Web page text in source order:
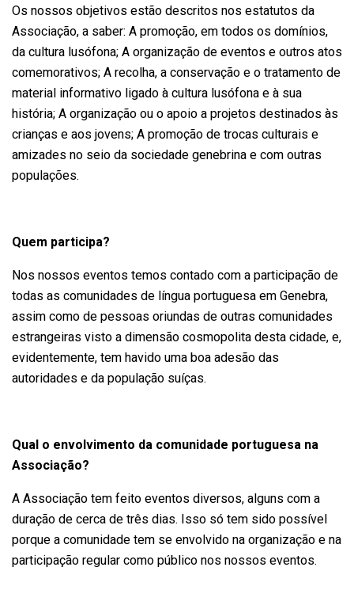
Os nossos objetivos estão descritos nos estatutos da
Associação, a saber: A promoção, em todos os domínios,
da cultura lusófona; A organização de eventos e outros atos
comemorativos; A recolha, a conservação e o tratamento de
material informativo ligado à cultura lusófona e à sua
história; A organização ou o apoio a projetos destinados às
crianças e aos jovens; A promoção de trocas culturais e
amizades no seio da sociedade genebrina e com outras
populações.
Quem participa?
Nos nossos eventos temos contado com a participação de
todas as comunidades de língua portuguesa em Genebra,
assim como de pessoas oriundas de outras comunidades
estrangeiras visto a dimensão cosmopolita desta cidade, e,
evidentemente, tem havido uma boa adesão das
autoridades e da população suíças.
Qual o envolvimento da comunidade portuguesa na
Associação?
A Associação tem feito eventos diversos, alguns com a
duração de cerca de três dias. Isso só tem sido possível
porque a comunidade tem se envolvido na organização e na
participação regular como público nos nossos eventos.